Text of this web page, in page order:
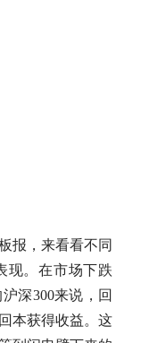
报，来看看不同
现。在市场下跌
沪深300来说，回
本获得收益。这